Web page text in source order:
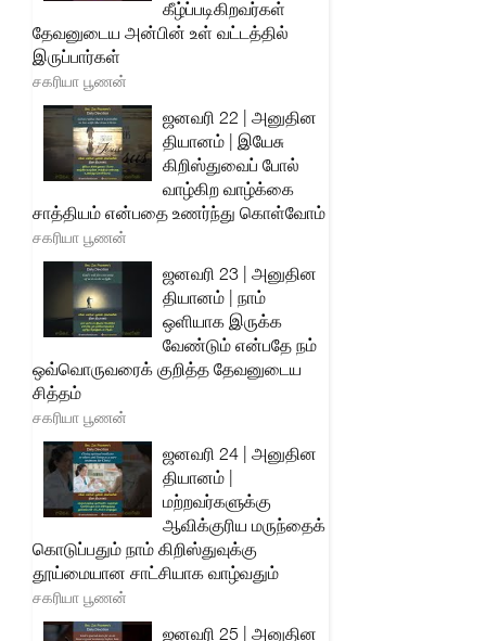
கீழ்ப்படிகிறவர்கள்
தேவனுடைய அன்பின் உள் வட்டத்தில்
இருப்பார்கள்
சகரியா பூணன்
ஜனவரி 22 | அனுதின
தியானம் | இயேசு
கிறிஸ்துவைப் போல்
வாழ்கிற வாழ்க்கை
சாத்தியம் என்பதை உணர்ந்து கொள்வோம்
சகரியா பூணன்
ஜனவரி 23 | அனுதின
தியானம் | நாம்
ஒளியாக இருக்க
வேண்டும் என்பதே நம்
ஒவ்வொருவரைக் குறித்த தேவனுடைய
சித்தம்
சகரியா பூணன்
ஜனவரி 24 | அனுதின
தியானம் |
மற்றவர்களுக்கு
ஆவிக்குரிய மருந்தைக்
கொடுப்பதும் நாம் கிறிஸ்துவுக்கு
தூய்மையான சாட்சியாக வாழ்வதும்
சகரியா பூணன்
ஜனவரி 25 | அனுதின